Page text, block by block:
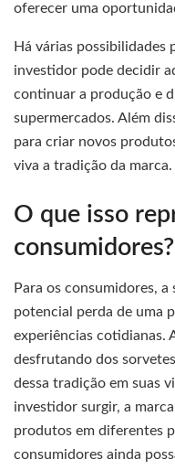
oferecer uma
Há várias possibilidades
investidor pode decidir
continuar a produção e
supermercados. Além
para criar novos
viva a tradição da marca.
O que isso
consumidores?
Para os consumidores,
potencial perda de uma
experiências cotidianas.
desfrutando dos
dessa tradição em suas
investidor surgir, a
produtos em diferentes
consumidores ainda